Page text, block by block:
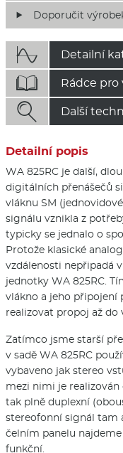
Doporučit
 Detailní
 Rádce
 Další
Detailní popis
WA 825RC je další,
digitálních přenášečů
vláknu SM
signálu vznikla z
typicky se jednalo o
Protože klasické
vzdálenosti nepřipadá
jednotky WA 825RC.
vlákno a jeho připojení
realizovat propoj až do
Zatímco jsme starší
v sadě WA 825RC
vybaveno jak stereo
mezi nimi je
tak plně duplexní
stereofonní signál tam
čelním panelu
funkční.